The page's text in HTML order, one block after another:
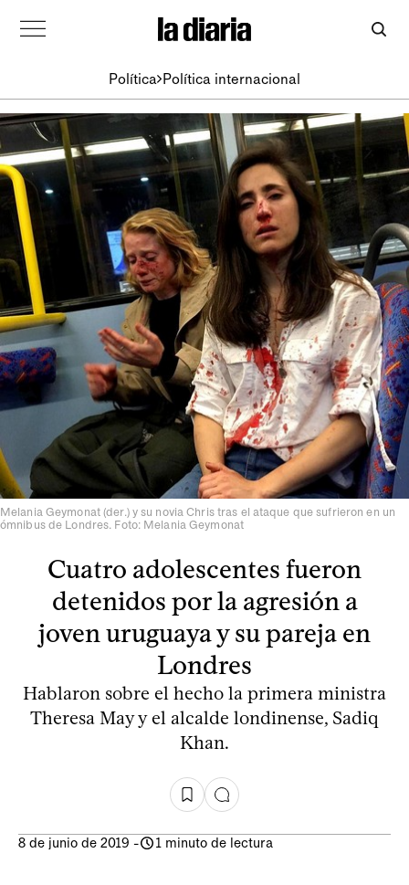
Política Política internacional
Melania Geymonat (der.) y su novia Chris tras el ataque que sufrieron en un
ómnibus de Londres. Foto: Melania Geymonat
Cuatro adolescentes fueron
detenidos por la agresión a
joven uruguaya y su pareja en
Londres
Hablaron sobre el hecho la primera ministra
Theresa May y el alcalde londinense, Sadiq
Khan.
8 de junio de 2019 - 1 minuto de lectura